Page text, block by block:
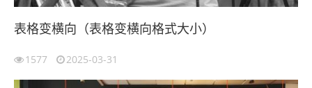
表格变横向（表格变横向格式大小）
1577 2025-03-31